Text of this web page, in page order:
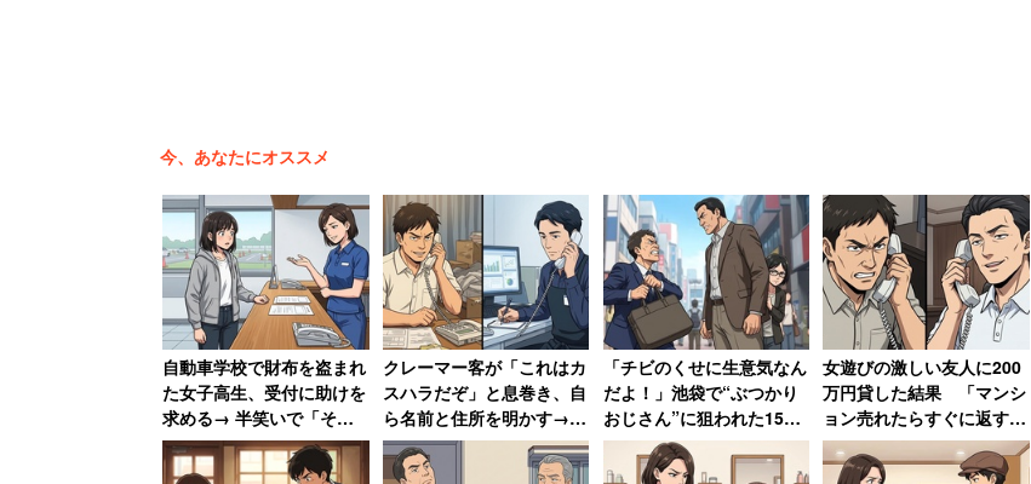
集める作戦に出た。
「大人として恥ずかしくないですか」
周りの乗客は何事かと注目し始め、男は居心地が悪くなったのか焦り出し、最後は「あぁっ(わ
かった)！！」と言い捨てて逃げるように電車に飛び乗っていったという。
女性は、ストレス発散で自分より弱い人を狙う輩の心理を推察し、こう振り返る。
今、あなたにオススメ
自動車学校で財布を盗まれ
た女子高生、受付に助けを
求める→ 半笑いで「そち
らが悪いんじゃないです
か？」 ある女性の悔しか
クレーマー客が「これはカ
スハラだぞ」と息巻き、自
ら名前と住所を明かす→店
長に「警察に相談します」
と撃退される
「チビのくせに生意気なん
だよ！」池袋で“ぶつかり
おじさん”に狙われた150
センチ女性大柄な知人の陰
に隠れて難を逃れた恐怖
女遊びの激しい友人に200
万円貸した結果 「マンシ
ョン売れたらすぐに返す」
と言われるも20年間踏み倒
され続ける→絶縁